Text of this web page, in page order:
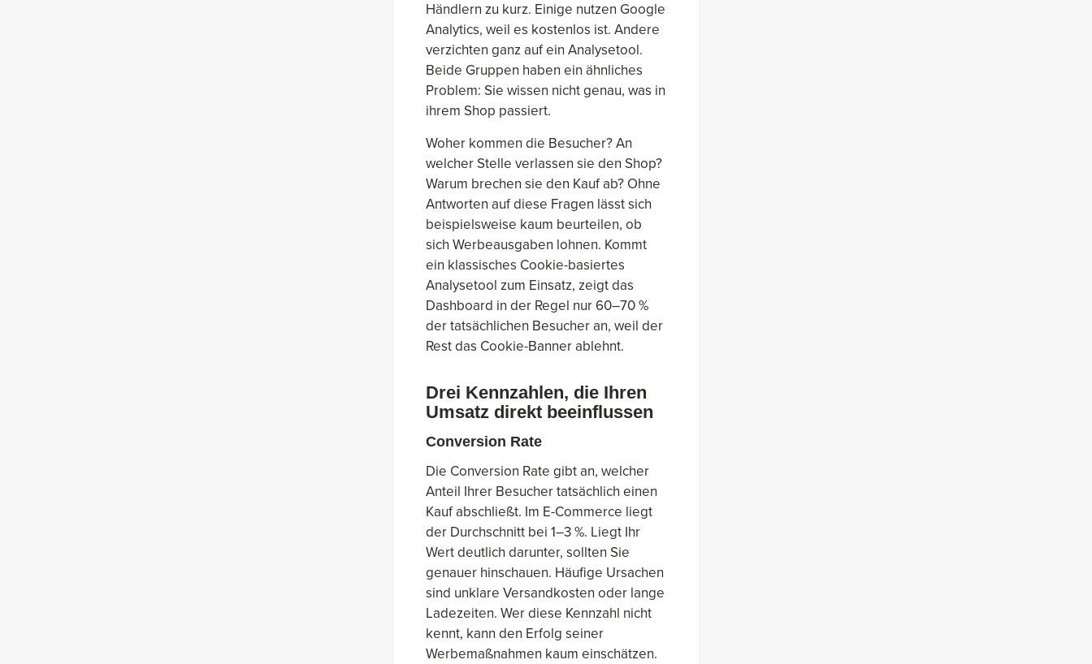
Händlern zu kurz. Einige nutzen Google
Analytics, weil es kostenlos ist. Andere
verzichten ganz auf ein Analysetool.
Beide Gruppen haben ein ähnliches
Problem: Sie wissen nicht genau, was in
ihrem Shop passiert.
Woher kommen die Besucher? An
welcher Stelle verlassen sie den Shop?
Warum brechen sie den Kauf ab? Ohne
Antworten auf diese Fragen lässt sich
beispielsweise kaum beurteilen, ob
sich Werbeausgaben lohnen. Kommt
ein klassisches Cookie-basiertes
Analysetool zum Einsatz, zeigt das
Dashboard in der Regel nur 60–70 %
der tatsächlichen Besucher an, weil der
Rest das Cookie-Banner ablehnt.
Drei Kennzahlen, die Ihren
Umsatz direkt beeinflussen
Conversion Rate
Die Conversion Rate gibt an, welcher
Anteil Ihrer Besucher tatsächlich einen
Kauf abschließt. Im E-Commerce liegt
der Durchschnitt bei 1–3 %. Liegt Ihr
Wert deutlich darunter, sollten Sie
genauer hinschauen. Häufige Ursachen
sind unklare Versandkosten oder lange
Ladezeiten. Wer diese Kennzahl nicht
kennt, kann den Erfolg seiner
Werbemaßnahmen kaum einschätzen.